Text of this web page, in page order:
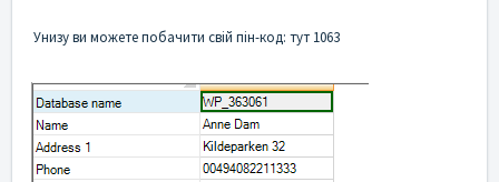
Унизу ви можете побачити свій пін-код: тут 1063